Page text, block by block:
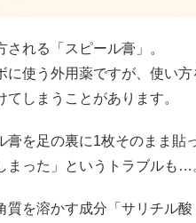
される「スピール膏」。
に使う外用薬ですが、使い
しまうことがあります。
膏を足の裏に1枚そのまま貼
まった」というトラブルも…
質を溶かす成分「サリチル